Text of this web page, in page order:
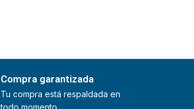
Compra garantizada
Tu compra está respaldada en
todo momento.